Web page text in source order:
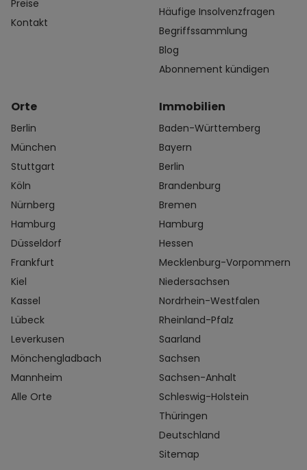
Preise
Kontakt
Häufige Insolvenzfragen
Begriffssammlung
Blog
Abonnement kündigen
Orte
Berlin
München
Stuttgart
Köln
Nürnberg
Hamburg
Düsseldorf
Frankfurt
Kiel
Kassel
Lübeck
Leverkusen
Mönchengladbach
Mannheim
Alle Orte
Immobilien
Baden-Württemberg
Bayern
Berlin
Brandenburg
Bremen
Hamburg
Hessen
Mecklenburg-Vorpommern
Niedersachsen
Nordrhein-Westfalen
Rheinland-Pfalz
Saarland
Sachsen
Sachsen-Anhalt
Schleswig-Holstein
Thüringen
Deutschland
Sitemap